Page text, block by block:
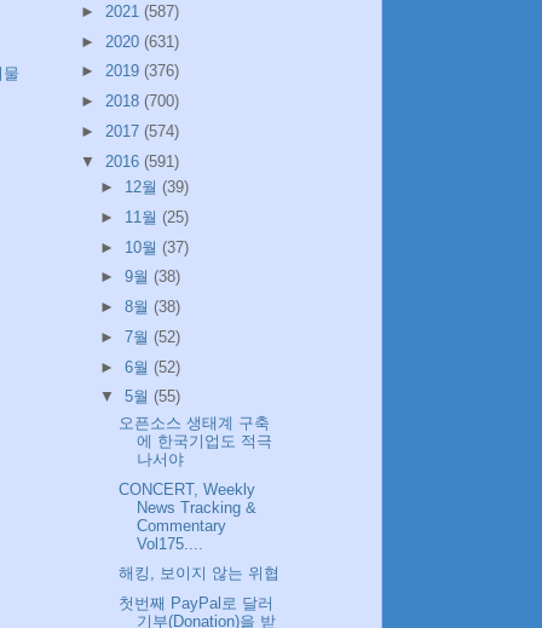
► 2021 (587)
► 2020 (631)
► 2019 (376)
► 2018 (700)
► 2017 (574)
▼ 2016 (591)
► 12월 (39)
► 11월 (25)
► 10월 (37)
► 9월 (38)
► 8월 (38)
► 7월 (52)
► 6월 (52)
▼ 5월 (55)
오픈소스 생태계 구축
에 한국기업도 적극
나서야
CONCERT, Weekly
News Tracking &
Commentary
Vol175....
해킹, 보이지 않는 위협
첫번째 PayPal로 달러
기부(Donation)을 받